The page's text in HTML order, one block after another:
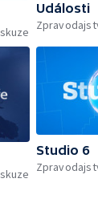
Události
Studio 6